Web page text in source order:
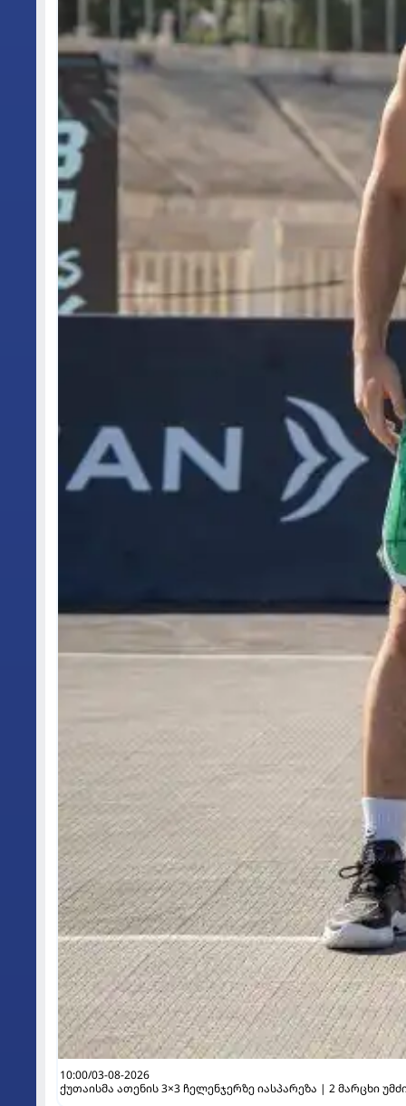
10:00/03-08-2026
ქუთაისმა ათენის 3×3 ჩელენჯერზე იასპარეზა | 2 მარცხი